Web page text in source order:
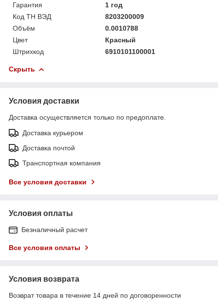
Гарантия
1 год
Код ТН ВЭД
8203200009
Объём
0.0010788
Цвет
Красный
Штрихкод
6910101100001
Скрыть
Условия доставки
Доставка осуществляется только по предоплате.
Доставка курьером
Доставка почтой
Транспортная компания
Все условия доставки
Условия оплаты
Безналичный расчет
Все условия оплаты
Условия возврата
Возврат товара в течение 14 дней по договоренности